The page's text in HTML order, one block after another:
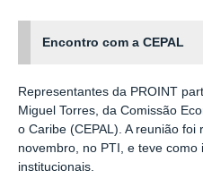
Encontro com a CEPAL
Representantes da PROINT
Miguel Torres, da Comissão
o Caribe (CEPAL). A reunião foi
novembro, no PTI, e teve
institucionais.